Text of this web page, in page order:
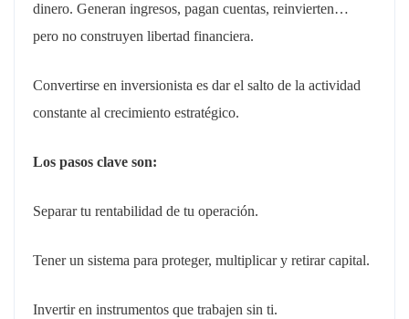
dinero. Generan ingresos, pagan cuentas, reinvierten…
pero no construyen libertad financiera.
Convertirse en inversionista es dar el salto de la actividad
constante al crecimiento estratégico.
Los pasos clave son:
Separar tu rentabilidad de tu operación.
Tener un sistema para proteger, multiplicar y retirar capital.
Invertir en instrumentos que trabajen sin ti.